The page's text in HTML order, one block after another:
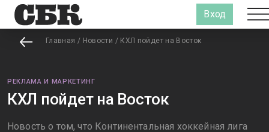
Вход
Главная / Новости / КХЛ пойдет на Восток
РЕКЛАМА И МАРКЕТИНГ
КХЛ пойдет на Восток
Новость о том, что Континентальная хоккейная лига